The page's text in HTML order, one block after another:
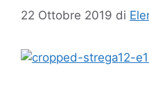
22 Ottobre 2019 di